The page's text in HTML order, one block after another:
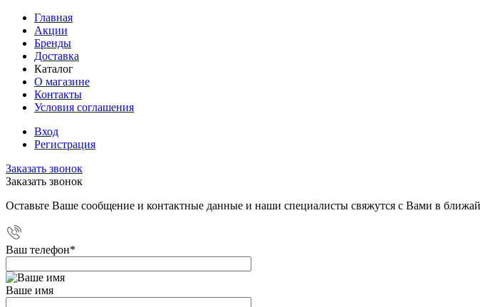
Главная
Акции
Бренды
Доставка
Каталог
О магазине
Контакты
Условия соглашения
Вход
Регистрация
Заказать звонок
Заказать звонок
Оставьте Ваше сообщение и контактные данные и наши специалисты свяжутся с Вами в
Ваш телефон*
Ваше имя